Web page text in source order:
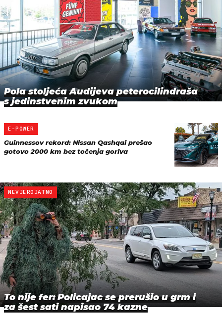
Pola stoljeća Audijeva peterocilindraša
s jedinstvenim zvukom
E-POWER
Guinnessov rekord: Nissan Qashqai prešao
gotovo 2000 km bez točenja goriva
NEVJEROJATNO
To nije fer: Policajac se prerušio u grm i
za šest sati napisao 74 kazne